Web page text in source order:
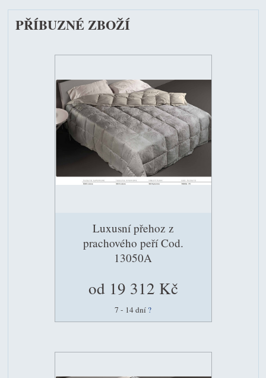
PŘÍBUZNÉ ZBOŽÍ
Luxusní přehoz z
prachového peří Cod.
13050A
od 19 312 Kč
7 - 14 dní ?